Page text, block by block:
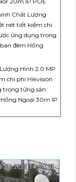
Chất Lượng
nét tiết kiệm chi
ứng dụng trong
đêm Hồng
Hình 2.0 MP
chi phí Hikvision
trong từng sản
Ngoại 30m IP